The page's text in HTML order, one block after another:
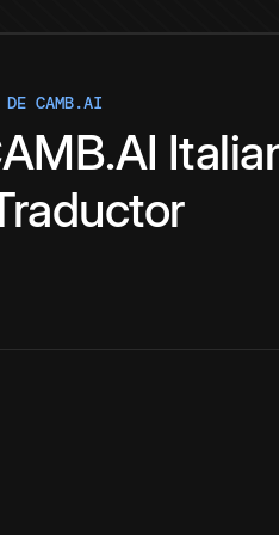
DE CAMB.AI